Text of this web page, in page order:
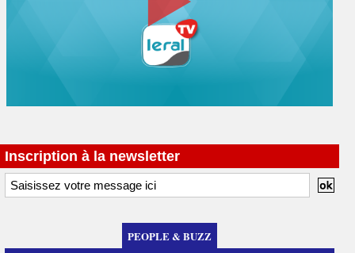
Inscription à la newsletter
PEOPLE & BUZZ